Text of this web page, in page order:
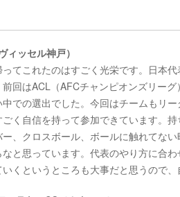
ィッセル神戸）
てこれたのはすごく光栄です。日本
回はACL（AFCチャンピオンズリー
での選出でした。今回はチームもリ
く自信を持って参加できています。
、クロスボール、ボールに触れてな
と思っています。代表のやり方に合
くというところも大事だと思うので